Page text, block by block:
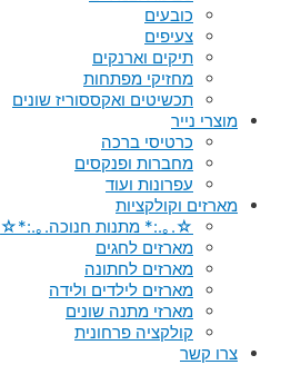
כובעים
צעיפים
תיקים וארנקים
מחזיקי מפתחות
תכשיטים ואקססוריז שונים
מוצרי נייר
כרטיסי ברכה
מחברות ופנקסים
עפרונות ועוד
מארזים וקולקציות
☆.｡.:* מתנות חנוכה.｡.:*☆
מארזים לחגים
מארזים לחתונה
מארזים לילדים ולידה
מארזי מתנה שונים
קולקציה פרחונית
צרו קשר